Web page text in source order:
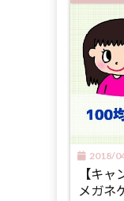
2018/
【キ
メガネ